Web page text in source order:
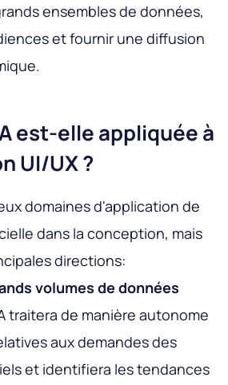
ensembles de données,
et fournir une diffusion
est-elle appliquée à
UI/UX ?
domaines d'application de
dans la conception, mais
directions:
volumes de données
traitera de manière autonome
aux demandes des
et identifiera les tendances